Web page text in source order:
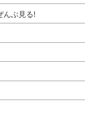
んぶ見る!